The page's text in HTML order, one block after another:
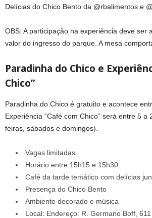
Delícias do Chico Bento da @rbalimentos e
OBS: A participação na experiência deve ser
valor do ingresso do parque. A mesa
Paradinha do Chico e
Chico”
Paradinha do Chico é gratuito e acontece
Experiência “Café com Chico” será entre 5 a
feiras, sábados e domingos).
Vagas limitadas
Horário entre 15h15 e 15h30
Café da tarde temático com delícias
Presença do Chico Bento
Ambiente decorado e música
Local: Endereço: R. Germano Boff,